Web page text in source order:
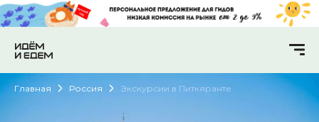
Главная Россия Экскурсии в Питкяранте